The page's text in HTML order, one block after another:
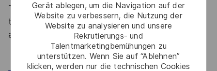
Gerät ablegen, um die Navigation auf der
Website zu verbessern, die Nutzung der
Website zu analysieren und unsere
Rekrutierungs- und
Talentmarketingbemühungen zu
unterstützen. Wenn Sie auf “Ablehnen”
klicken, werden nur die technischen Cookies
Thales, entreprise Handi-Engagée, reconnait
tous les talents. La diversité est notre meilleur
atout. Postulez et rejoignez nous !